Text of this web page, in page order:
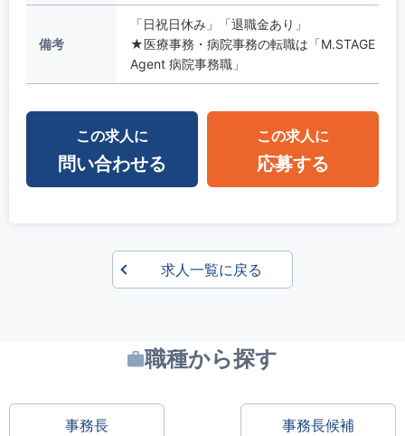
備考
「日祝日休み」「退職金あり」
★医療事務・病院事務の転職は「M.STAGE
Agent 病院事務職」
この求人に
問い合わせる
この求人に
応募する
求人一覧に戻る
職種から探す
事務長 事務長候補